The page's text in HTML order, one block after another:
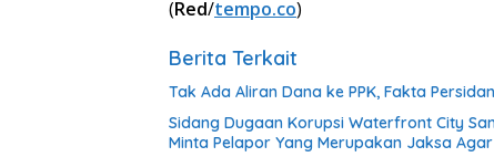
(Red/tempo.co)
Berita Terkait
Tak Ada Aliran Dana ke PPK, Fakta
Sidang Dugaan Korupsi Waterfront City
Minta Pelapor Yang Merupakan Jaksa